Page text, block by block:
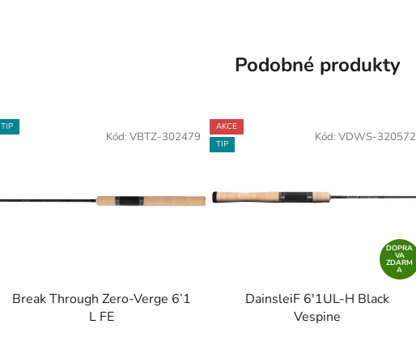
Podobné produkty
TIP
Break Through Zero-Verge 6’1
L FE
Kód: VBTZ-302479
AKCE
TIP
DOPRA
VA
ZDARM
A
DainsleiF 6'1UL-H Black
Vespine
Kód: VDWS-320572